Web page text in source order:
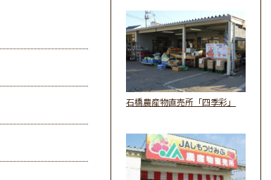
石橋農産物直売所「四季彩」